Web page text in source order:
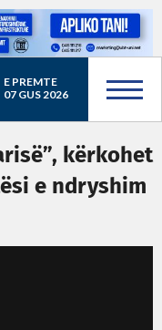
E PREMTE
07 GUS 2026
kërkohet
e ndryshim